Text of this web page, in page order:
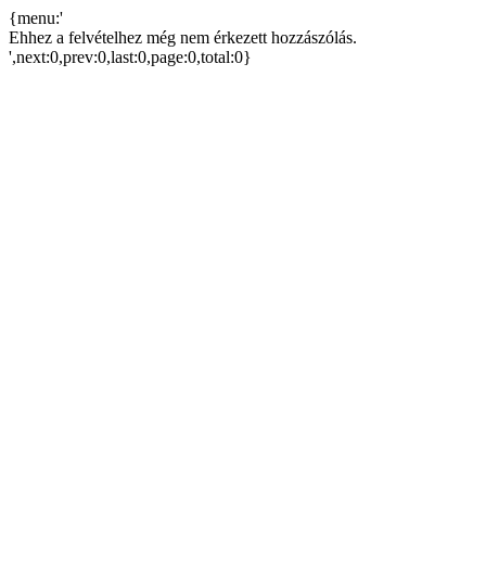
{menu:'
Ehhez a felvételhez még nem érkezett hozzászólás.
',next:0,prev:0,last:0,page:0,total:0}